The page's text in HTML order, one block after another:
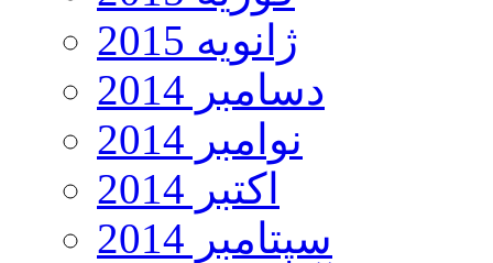
ژانویه 2015
دسامبر 2014
نوامبر 2014
اکتبر 2014
سپتامبر 2014